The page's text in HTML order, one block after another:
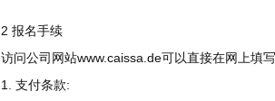
2 报名手续
访问公司网站www.caissa.de可以直接在网上填
1. 支付条款: